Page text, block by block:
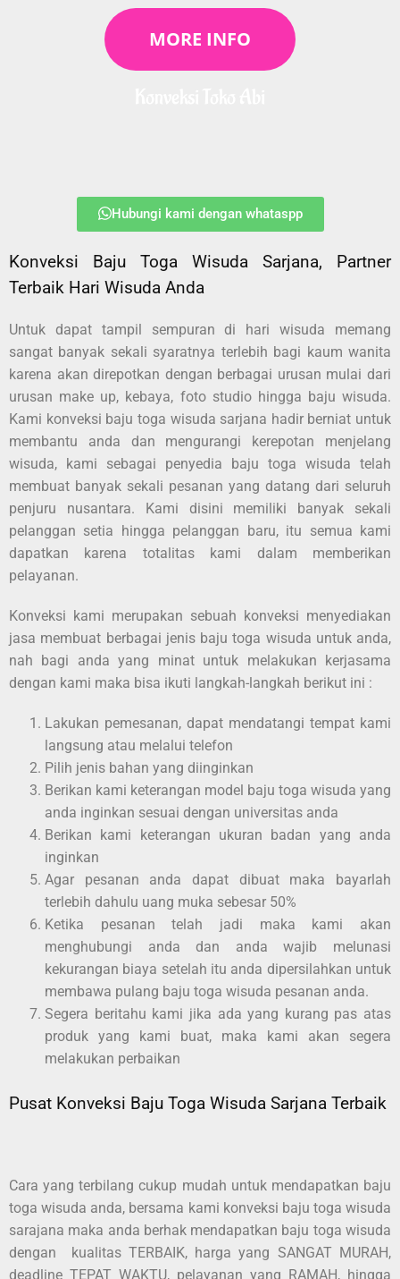
MORE INFO
Hubungi kami dengan whataspp
Konveksi Baju Toga Wisuda Sarjana, Partner
Terbaik Hari Wisuda Anda
Untuk dapat tampil sempuran di hari wisuda memang
sangat banyak sekali syaratnya terlebih bagi kaum wanita
karena akan direpotkan dengan berbagai urusan mulai dari
urusan make up, kebaya, foto studio hingga baju wisuda.
Kami konveksi baju toga wisuda sarjana hadir berniat untuk
membantu anda dan mengurangi kerepotan menjelang
wisuda, kami sebagai penyedia baju toga wisuda telah
membuat banyak sekali pesanan yang datang dari seluruh
penjuru nusantara. Kami disini memiliki banyak sekali
pelanggan setia hingga pelanggan baru, itu semua kami
dapatkan karena totalitas kami dalam memberikan
pelayanan.
Konveksi kami merupakan sebuah konveksi menyediakan
jasa membuat berbagai jenis baju toga wisuda untuk anda,
nah bagi anda yang minat untuk melakukan kerjasama
dengan kami maka bisa ikuti langkah-langkah berikut ini :
Lakukan pemesanan, dapat mendatangi tempat kami
langsung atau melalui telefon
Pilih jenis bahan yang diinginkan
Berikan kami keterangan model baju toga wisuda yang
anda inginkan sesuai dengan universitas anda
Berikan kami keterangan ukuran badan yang anda
inginkan
Agar pesanan anda dapat dibuat maka bayarlah
terlebih dahulu uang muka sebesar 50%
Ketika pesanan telah jadi maka kami akan
menghubungi anda dan anda wajib melunasi
kekurangan biaya setelah itu anda dipersilahkan untuk
membawa pulang baju toga wisuda pesanan anda.
Segera beritahu kami jika ada yang kurang pas atas
produk yang kami buat, maka kami akan segera
melakukan perbaikan
Pusat Konveksi Baju Toga Wisuda Sarjana Terbaik
Cara yang terbilang cukup mudah untuk mendapatkan baju
toga wisuda anda, bersama kami konveksi baju toga wisuda
sarajana maka anda berhak mendapatkan baju toga wisuda
dengan kualitas TERBAIK, harga yang SANGAT MURAH,
deadline TEPAT WAKTU, pelayanan yang RAMAH, hingga